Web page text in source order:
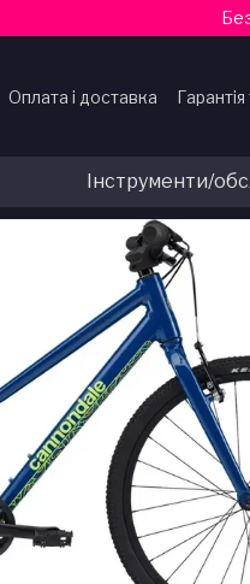
Оплата і доставка
Інструменти/